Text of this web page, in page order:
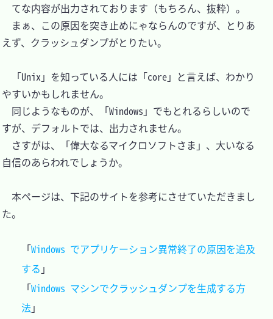
てな内容が出力されております（もちろん、抜粋）。
まぁ、この原因を突き止めにゃならんのですが、とりあ
えず、クラッシュダンプがとりたい。
「Unix」を知っている人には「core」と言えば、わかり
やすいかもしれません。
同じようなものが、「Windows」でもとれるらしいので
すが、デフォルトでは、出力されません。
さすがは、「偉大なるマイクロソフトさま」、大いなる
自信のあらわれでしょうか。
本ページは、下記のサイトを参考にさせていただきまし
た。
「Windows でアプリケーション異常終了の原因を追及
する 」
「Windows マシンでクラッシュダンプを生成する方
法